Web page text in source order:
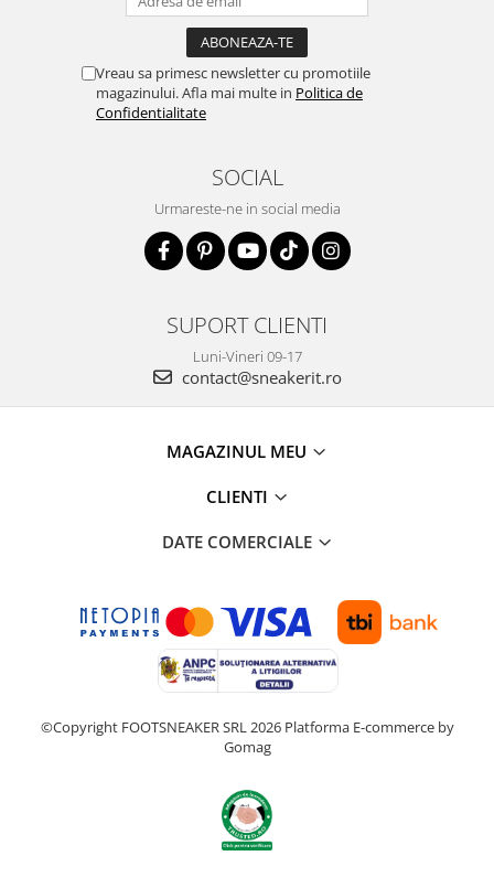
Vreau sa primesc newsletter cu promotiile
magazinului. Afla mai multe in Politica de
Confidentialitate
SOCIAL
Urmareste-ne in social media
SUPORT CLIENTI
Luni-Vineri 09-17
contact@sneakerit.ro
MAGAZINUL MEU
CLIENTI
DATE COMERCIALE
©Copyright FOOTSNEAKER SRL 2026 Platforma E-commerce by
Gomag